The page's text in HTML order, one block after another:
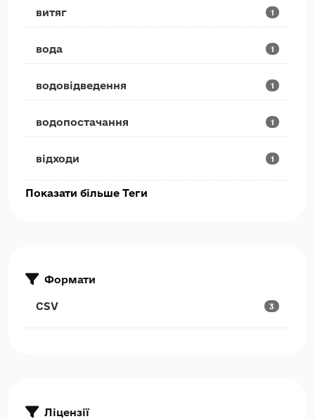
витяг 1
вода 1
водовідведення 1
водопостачання 1
відходи 1
Показати більше Теги
Формати
CSV 3
Ліцензії